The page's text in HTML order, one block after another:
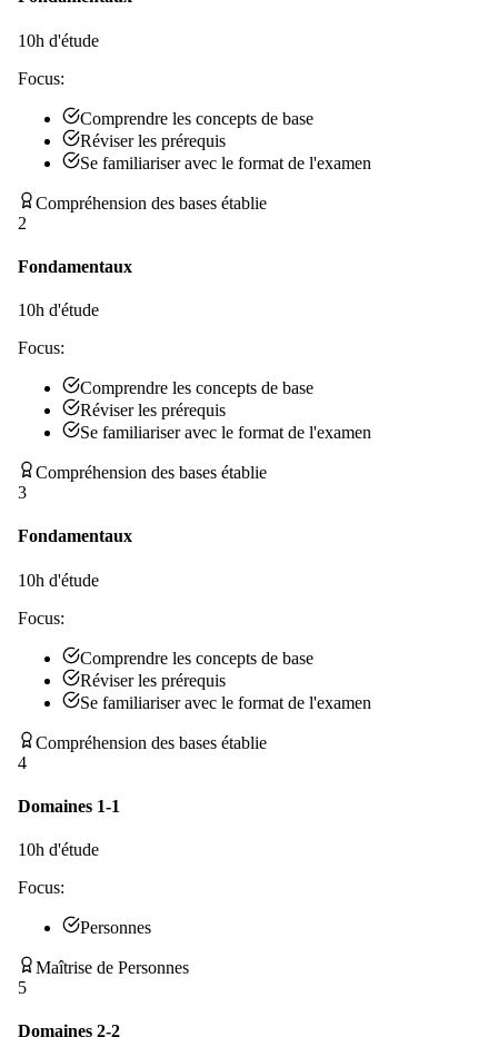
10h d'étude
Focus:
Comprendre les concepts de base
Réviser les prérequis
Se familiariser avec le format de l'examen
Compréhension des bases établie
2
Fondamentaux
10h d'étude
Focus:
Comprendre les concepts de base
Réviser les prérequis
Se familiariser avec le format de l'examen
Compréhension des bases établie
3
Fondamentaux
10h d'étude
Focus:
Comprendre les concepts de base
Réviser les prérequis
Se familiariser avec le format de l'examen
Compréhension des bases établie
4
Domaines 1-1
10h d'étude
Focus:
Personnes
Maîtrise de Personnes
5
Domaines 2-2